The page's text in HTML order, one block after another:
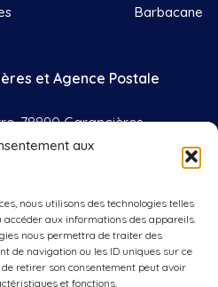
aux
nous utilisons des technologies telles
aux informations des appareils.
nous permettra de traiter des
de navigation ou les ID uniques sur ce
retirer son consentement peut avoir
et fonctions.
Barbacane
et Agence Postale
78890 Garancières
horaires
vendredis : 9h00 à
à 17h00